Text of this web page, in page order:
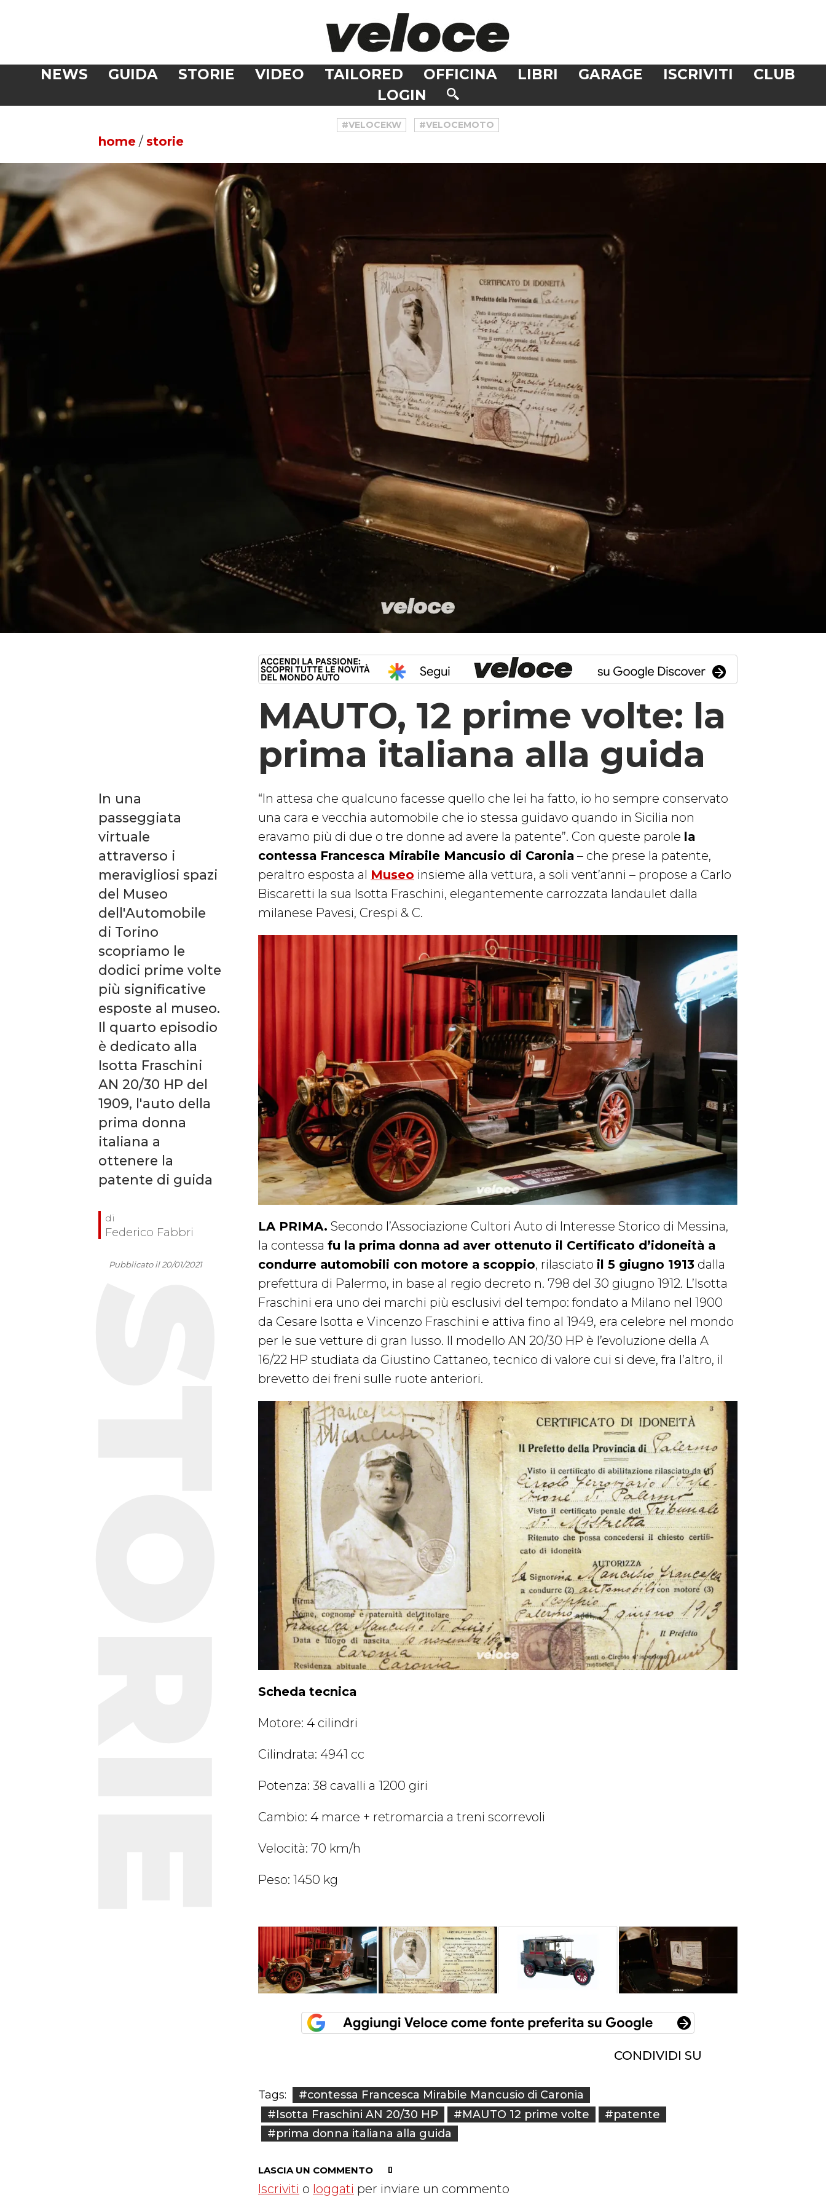
NEWS GUIDA STORIE VIDEO TAILORED OFFICINA LIBRI GARAGE ISCRIVITI
CLUB
LOGIN
#VELOCEKW #VELOCEMOTO
home / storie
MAUTO, 12 prime volte: la
prima italiana alla guida
In una
passeggiata
virtuale
attraverso i
meravigliosi spazi
del Museo
dell'Automobile
di Torino
scopriamo le
dodici prime volte
più significative
esposte al museo.
Il quarto episodio
è dedicato alla
Isotta Fraschini
AN 20/30 HP del
1909, l'auto della
prima donna
italiana a
ottenere la
patente di guida
Federico Fabbri
Pubblicato il 20/01/2021
“In attesa che qualcuno facesse quello che lei ha fatto, io ho sempre conservato
una cara e vecchia automobile che io stessa guidavo quando in Sicilia non
eravamo più di due o tre donne ad avere la patente”. Con queste parole la
contessa Francesca Mirabile Mancusio di Caronia – che prese la patente,
peraltro esposta al Museo insieme alla vettura, a soli vent’anni – propose a Carlo
Biscaretti la sua Isotta Fraschini, elegantemente carrozzata landaulet dalla
milanese Pavesi, Crespi & C.
LA PRIMA. Secondo l’Associazione Cultori Auto di Interesse Storico di Messina,
la contessa fu la prima donna ad aver ottenuto il Certificato d’idoneità a
condurre automobili con motore a scoppio, rilasciato il 5 giugno 1913 dalla
prefettura di Palermo, in base al regio decreto n. 798 del 30 giugno 1912. L’Isotta
Fraschini era uno dei marchi più esclusivi del tempo: fondato a Milano nel 1900
da Cesare Isotta e Vincenzo Fraschini e attiva fino al 1949, era celebre nel mondo
per le sue vetture di gran lusso. Il modello AN 20/30 HP è l’evoluzione della A
16/22 HP studiata da Giustino Cattaneo, tecnico di valore cui si deve, fra l’altro, il
brevetto dei freni sulle ruote anteriori.
Scheda tecnica
Motore: 4 cilindri
Cilindrata: 4941 cc
Potenza: 38 cavalli a 1200 giri
Cambio: 4 marce + retromarcia a treni scorrevoli
Velocità: 70 km/h
Peso: 1450 kg
CONDIVIDI SU
Tags:
#contessa Francesca Mirabile Mancusio di Caronia
#Isotta Fraschini AN 20/30 HP
#MAUTO 12 prime volte
#patente
#prima donna italiana alla guida
LASCIA UN COMMENTO
Iscriviti o loggati per inviare un commento